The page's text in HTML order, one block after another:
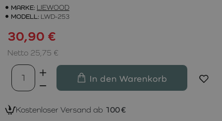
MARKE: LIEWOOD
MODELL: LWD-253
30,90 €
Netto 25,75 €
In den Warenkorb
Kostenloser Versand ab 100 €